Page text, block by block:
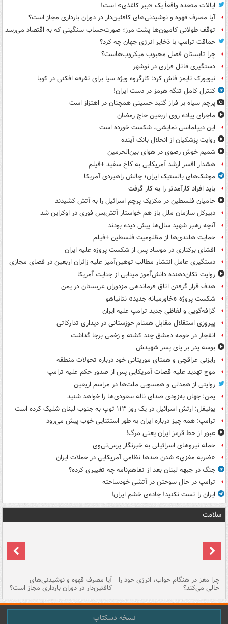
ایالات متحده واقعاً یک «ببر کاغذی» است!
آیا مصرف قهوه و نوشیدنی‌های کافئین‌دار در دوران بارداری مجاز است؟
توقف طولانی کامیون‌ها پشت مرز؛ صورت‌حساب سنگینی که به اقتصاد می‌رسد
حماقت ترامپ با ذخایر انرژی جهان چه کرد؟
چرا تابستان فصل محبوب میکروب‌هاست؟
دستگیری قاتل فراری در نوشهر
نیویورک تایمز فاش کرد: کارگروه ویژه سیا برای تفرقه افکنی در کوبا
کنترل کامل تنگه هرمز در دست ایران!
پرچم سیاه بر فراز گنبد حسینی همچنان در اهتزاز است
ماجرای پیاده روی اربعین حاج رمضان
این دیپلماسی نمایشی، شکست خورده است
روایت پزشکیان از انحلال بانک آینده
شمیم خوش رضوی در هوای بین‌الحرمین
هشدار افسر ارشد آمریکایی به کاخ سفید +فیلم
موشک‌های بالستیک ایران؛ چالش راهبردی آمریکا
باید افراد کارآمدتر را به کار گرفت
حامیان فلسطین در مکزیک پرچم اسرائیل را به آتش کشیدند
دبیرکل سازمان ملل باز هم خواستار آتش‌بس فوری در اوکراین شد
آنچه رهبر شهید سال‌ها پیش دیده بودند
حمایت هلندی‌ها از مظلومیت فلسطین +فیلم
افشای برکناری در موساد پس از شکست پروژه علیه ایران
دستگیری عامل انتشار مطالب توهین‌آمیز علیه زائران اربعین در فضای مجازی
روایت تکان‌دهنده دانش‌آموز مینابی از جنایت آمریکا
هدف قرار گرفتن اتاق‌ فرماندهی مزدوران عربستان در یمن
شکست پروژه «خاورمیانه جدید» نتانیاهو
گزافه‌گویی و لفاظی جدید ترامپ علیه ایران
پیروزی استقلال مقابل همنام خوزستانی در دیداری تدارکاتی
انفجار در حومه دمشق چند کشته و زخمی برجا گذاشت
بوسه‌ پدر بر پای پسر شهیدش
رایزنی عراقچی و همتای موریتانی خود درباره تحولات منطقه
موج تهدید علیه قضات آمریکایی پس از صدور حکم علیه ترامپ
روایتی از همدلی و همسویی ملت‌ها در مراسم اربعین
یمن: جهان به‌زودی صدای ناله سعودی‌ها را خواهد شنید
یونیفل: ارتش اسرائیل در یک روز ۱۱۳ توپ به جنوب لبنان شلیک کرده است
ترامپ: همه چیز درباره ایران به طور استثنایی خوب پیش می‌رود
عبور از خط قرمز ایران یعنی مرگ!
حمله نیروهای اسرائیلی به خبرنگار پرس‌تی‌وی
«ضربه مغزی» شدن صدها نظامی آمریکایی در حملات ایران
جنگ در جبهه لبنان بعد از تفاهم‌نامه چه تغییری کرده؟
ترامپ در حال سوختن در آتشی خودساخته
ایران را تست نکنید! جاده‌ی خشم ایران!
سلامت
چرا مغز در هنگام خواب، انرژی خود را
خالی می‌کند؟
آیا مصرف قهوه و نوشیدنی‌های
کافئین‌دار در دوران بارداری مجاز است؟
نسخه دسکتاپ